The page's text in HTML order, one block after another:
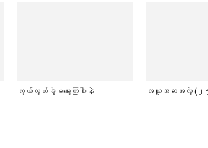
လွယ်လွယ်ခွဲမမွေးကြပါနဲ့ အယူအဆအလွဲ (၂